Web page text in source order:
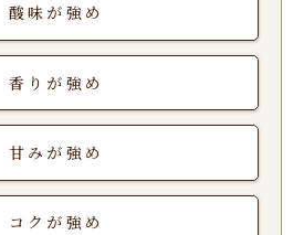
酸味が強め
香りが強め
甘みが強め
コクが強め